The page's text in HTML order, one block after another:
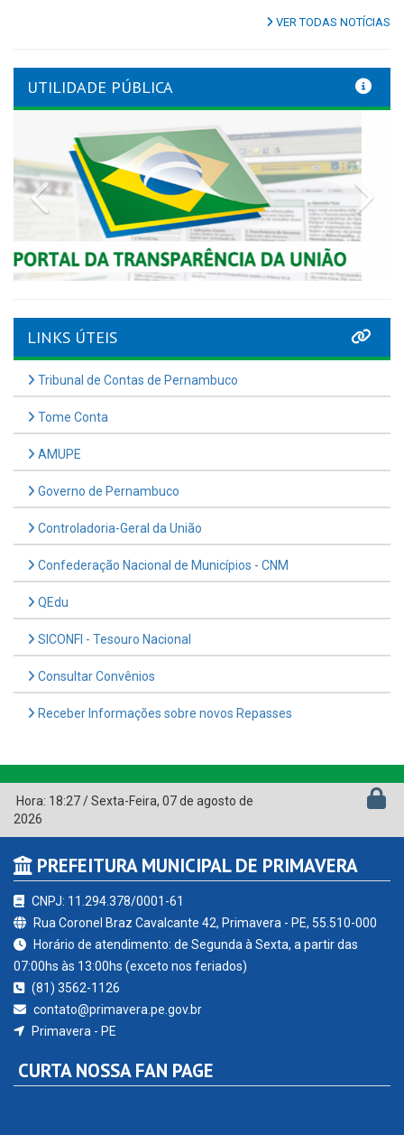
VER TODAS NOTÍCIAS
UTILIDADE PÚBLICA
Previous
LINKS ÚTEIS
Tribunal de Contas de Pernambuco
Tome Conta
AMUPE
Governo de Pernambuco
Controladoria-Geral da União
Confederação Nacional de Municípios - CNM
QEdu
SICONFI - Tesouro Nacional
Consultar Convênios
Receber Informações sobre novos Repasses
Hora: 18:27/Sexta-Feira, 07 de agosto de
2026
PREFEITURA MUNICIPAL DE PRIMAVERA
CNPJ: 11.294.378/0001-61
Rua Coronel Braz Cavalcante 42, Primavera - PE, 55.510-000
Horário de atendimento: de Segunda à Sexta, a partir das
07:00hs às 13:00hs (exceto nos feriados)
(81) 3562-1126
contato@primavera.pe.gov.br
Primavera - PE
CURTA NOSSA FAN PAGE